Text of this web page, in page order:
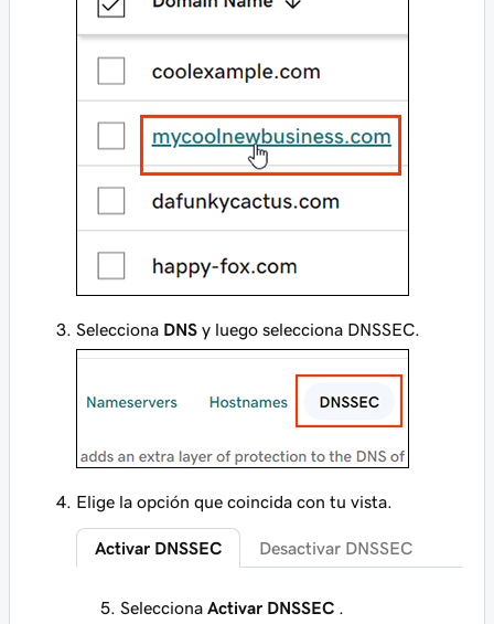
Selecciona DNS y luego selecciona DNSSEC.
Elige la opción que coincida con tu vista.
Activar DNSSEC Desactivar DNSSEC
Selecciona Activar DNSSEC